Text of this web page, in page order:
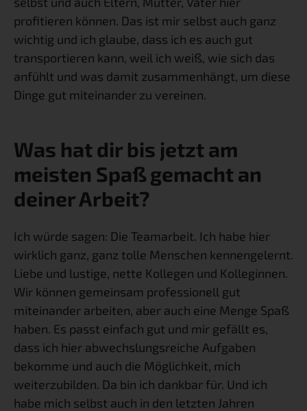
profitieren können. Das ist mir selbst auch ganz
wichtig und ich glaube, dass ich es auch gut
transportieren kann, weil ich weiß, wie sich das
anfühlt und was damit zusammenhängt, um diese
Dinge gut miteinander zu vereinen.
Was hat dir bis jetzt am
meisten Spaß gemacht an
deiner Arbeit?
Ich würde sagen: Die Teamarbeit. Ich habe hier
wirklich ganz, ganz tolle Menschen kennengelernt.
Liebe und lustige, nette Kollegen und Kolleginnen.
Wir können gemeinsam professionell gut
miteinander arbeiten, aber auch eine Menge Spaß
haben. Es passt einfach gut und mir gefällt es,
dass ich hier abwechslungsreiche Aufgaben
bekomme und auch die Möglichkeit, mich
weiterzubilden. Da bin ich dankbar für. Und ich
habe mich selbst auch in den letzten Jahren